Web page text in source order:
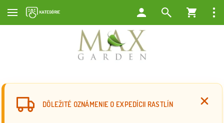
DÔLEŽITÉ OZNÁMENIE O EXPEDÍCII RASTLÍN